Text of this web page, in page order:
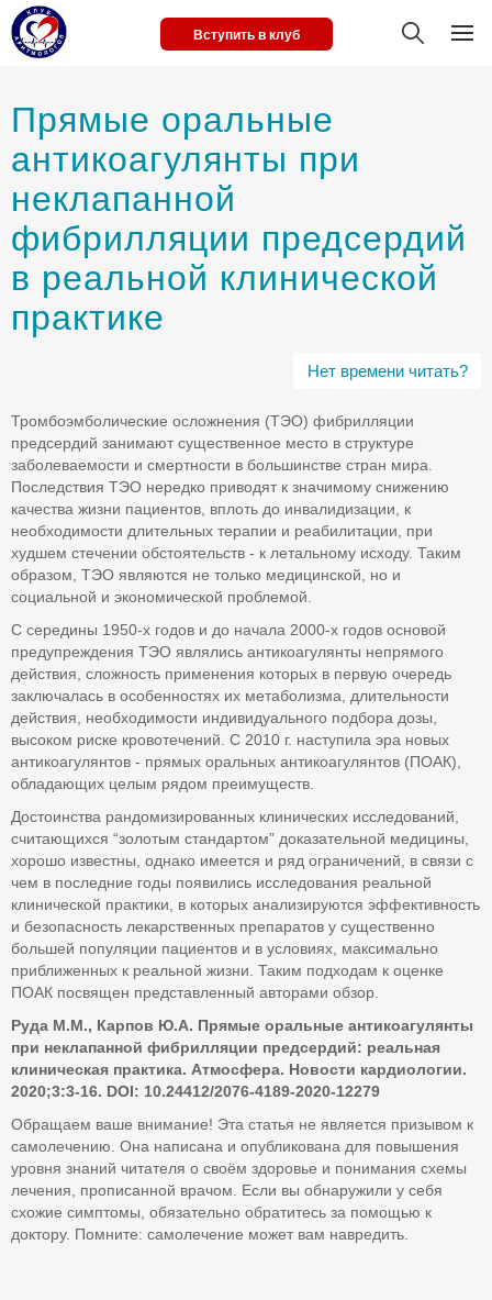
Вступить в клуб
Прямые оральные
антикоагулянты при
неклапанной
фибрилляции предсердий
в реальной клинической
практике
Нет времени читать?
Тромбоэмболические осложнения (ТЭО) фибрилляции
предсердий занимают существенное место в структуре
заболеваемости и смертности в большинстве стран мира.
Последствия ТЭО нередко приводят к значимому снижению
качества жизни пациентов, вплоть до инвалидизации, к
необходимости длительных терапии и реабилитации, при
худшем стечении обстоятельств - к летальному исходу. Таким
образом, ТЭО являются не только медицинской, но и
социальной и экономической проблемой.
С середины 1950-х годов и до начала 2000-х годов основой
предупреждения ТЭО являлись антикоагулянты непрямого
действия, сложность применения которых в первую очередь
заключалась в особенностях их метаболизма, длительности
действия, необходимости индивидуального подбора дозы,
высоком риске кровотечений. С 2010 г. наступила эра новых
антикоагулянтов - прямых оральных антикоагулянтов (ПОАК),
обладающих целым рядом преимуществ.
Достоинства рандомизированных клинических исследований,
считающихся “золотым стандартом” доказательной медицины,
хорошо известны, однако имеется и ряд ограничений, в связи с
чем в последние годы появились исследования реальной
клинической практики, в которых анализируются эффективность
и безопасность лекарственных препаратов у существенно
большей популяции пациентов и в условиях, максимально
приближенных к реальной жизни. Таким подходам к оценке
ПОАК посвящен представленный авторами обзор.
Руда М.М., Карпов Ю.А. Прямые оральные антикоагулянты
при неклапанной фибрилляции предсердий: реальная
клиническая практика. Атмосфера. Новости кардиологии.
2020;3:3-16. DOI: 10.24412/2076-4189-2020-12279
Обращаем ваше внимание! Эта статья не является призывом к
самолечению. Она написана и опубликована для повышения
уровня знаний читателя о своём здоровье и понимания схемы
лечения, прописанной врачом. Если вы обнаружили у себя
схожие симптомы, обязательно обратитесь за помощью к
доктору. Помните: самолечение может вам навредить.